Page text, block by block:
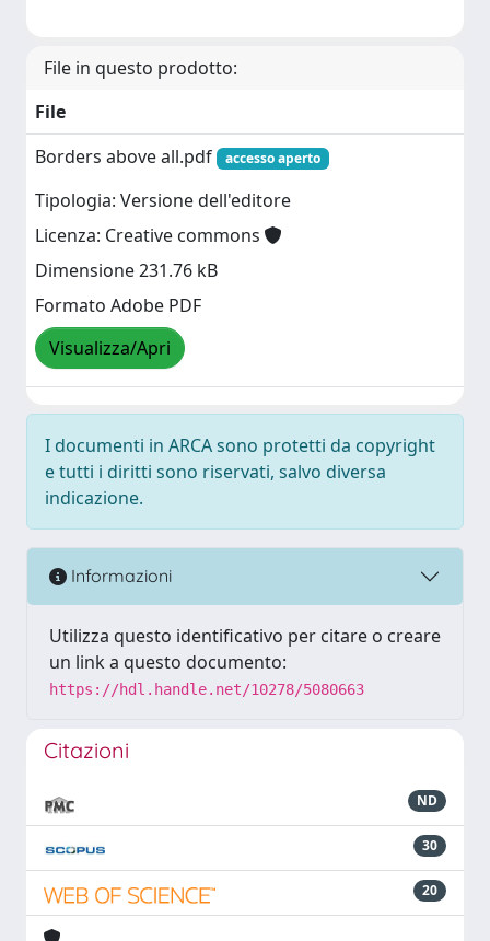
File in questo prodotto:
File
Borders above all.pdf
accesso aperto
Tipologia: Versione dell'editore
Licenza: Creative commons
Dimensione 231.76 kB
Formato Adobe PDF
Visualizza/Apri
I documenti in ARCA sono protetti da copyright
e tutti i diritti sono riservati, salvo diversa
indicazione.
Informazioni
Utilizza questo identificativo per citare o creare
un link a questo documento:
https://hdl.handle.net/10278/5080663
Citazioni
ND
30
20